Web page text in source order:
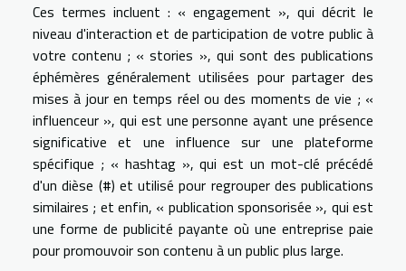
Ces termes incluent : « engagement », qui décrit le
niveau d'interaction et de participation de votre public à
votre contenu ; « stories », qui sont des publications
éphémères généralement utilisées pour partager des
mises à jour en temps réel ou des moments de vie ; «
influenceur », qui est une personne ayant une présence
significative et une influence sur une plateforme
spécifique ; « hashtag », qui est un mot-clé précédé
d'un dièse (#) et utilisé pour regrouper des publications
similaires ; et enfin, « publication sponsorisée », qui est
une forme de publicité payante où une entreprise paie
pour promouvoir son contenu à un public plus large.